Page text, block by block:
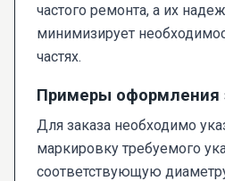
частого ремонта, а их
минимизирует
частях.
Примеры оформления
Для заказа необходимо
маркировку требуемого
соответствующую